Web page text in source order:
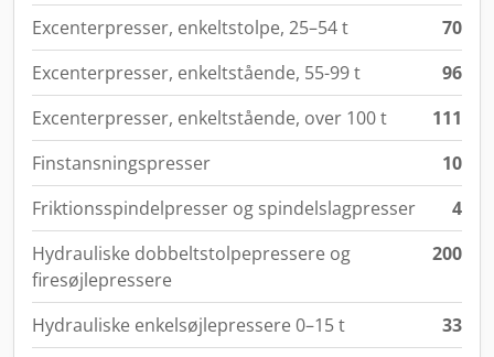
Excenterpresser, enkeltstolpe, 25–54 t
70
Excenterpresser, enkeltstående, 55-99 t
96
Excenterpresser, enkeltstående, over 100 t
111
Finstansningspresser
10
Friktionsspindelpresser og spindelslagpresser
4
Hydrauliske dobbeltstolpepressere og
firesøjlepressere
200
Hydrauliske enkelsøjlepressere 0–15 t
33